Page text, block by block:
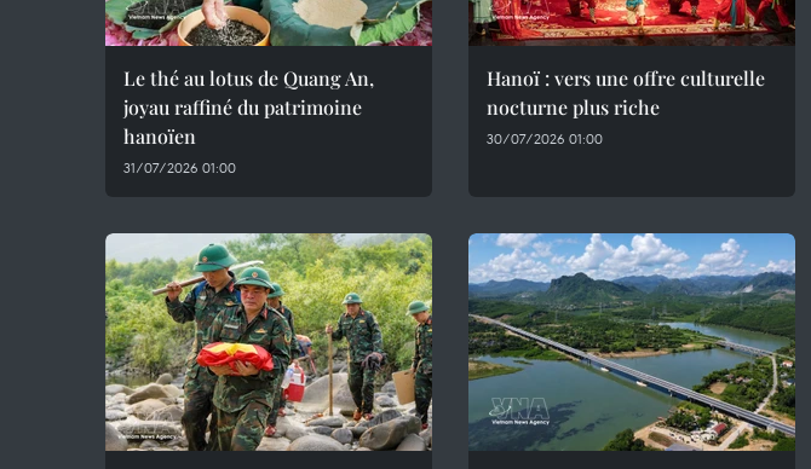
Le thé au lotus de Quang An,
joyau raffiné du patrimoine
hanoïen
31/07/2026 01:00
Hanoï : vers une offre culturelle
nocturne plus riche
30/07/2026 01:00